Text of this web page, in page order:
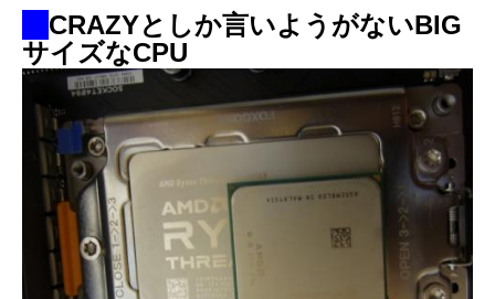
CRAZYとしか言いようがないBIG
サイズなCPU